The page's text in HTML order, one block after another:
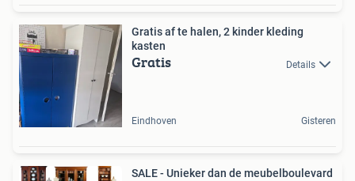
Gratis af te halen, 2 kinder kleding
kasten
Gratis Details
Eindhoven Gisteren
SALE - Unieker dan de meubelboulevard